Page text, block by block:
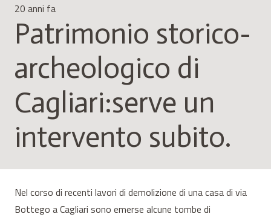
20 anni fa
Patrimonio storico-
archeologico di
Cagliari:serve un
intervento subito.
Nel corso di recenti lavori di demolizione di una casa di via
Bottego a Cagliari sono emerse alcune tombe di